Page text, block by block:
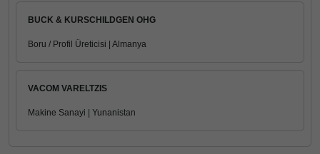
BUCK & KURSCHILDGEN OHG
Boru / Profil Üreticisi | Almanya
VACOM VARELTZIS
Makine Sanayi | Yunanistan